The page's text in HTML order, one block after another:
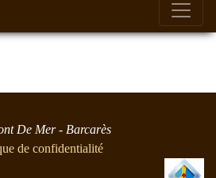
De Mer - Barcarès
de confidentialité